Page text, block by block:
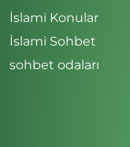
İslami Konular
İslami Sohbet
sohbet odaları